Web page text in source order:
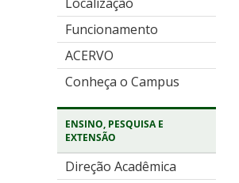
Funcionamento
ACERVO
Conheça o Campus
ENSINO, PESQUISA E
EXTENSÃO
Direção Acadêmica